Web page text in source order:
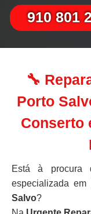
910 801
🔧
Porto
Conserto
Está à procura
especializada em
Salvo?